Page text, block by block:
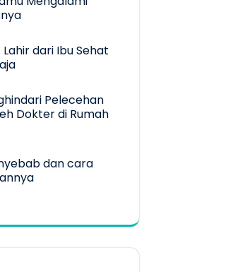
Lahir dari Ibu Sehat
Pelecehan
Dokter di Rumah
dan cara